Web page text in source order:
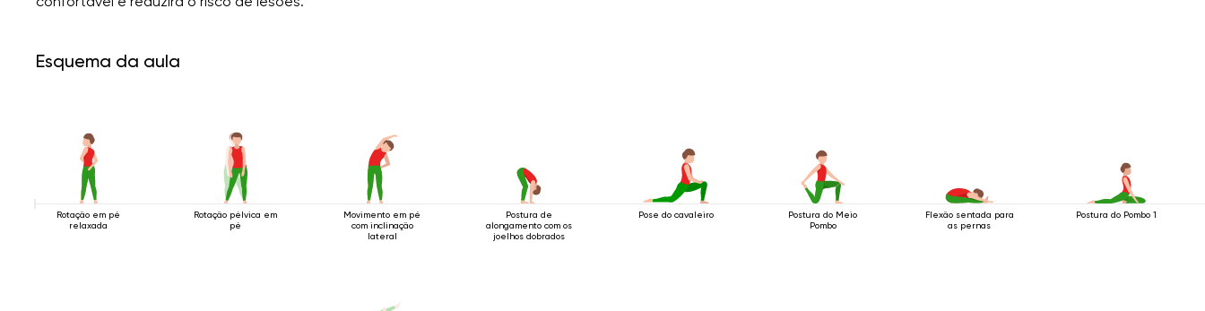
Esquema da aula
Rotação em pé
relaxada
Rotação pélvica em
pé
Movimento em pé
com inclinação
lateral
Postura de
alongamento com os
joelhos dobrados
Pose do cavaleiro
Postura do Meio
Pombo
Flexão sentada para
as pernas
Postura do Pombo 1